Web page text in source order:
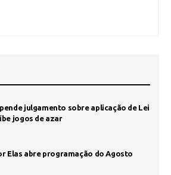
julgamento sobre aplicação de Lei
jogos de azar
Elas abre programação do Agosto